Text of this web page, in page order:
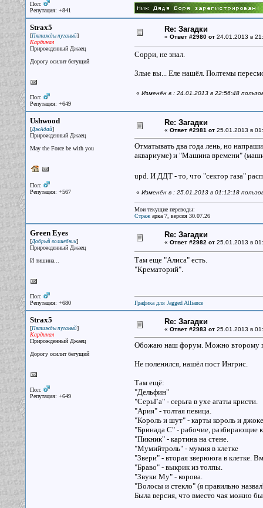
Пол:
Репутация: +841
Strax5
[Пятижды пуганый]
Кардинал
Прирожденный Джаец
Дорогу осилит бегущий
Пол:
Репутация: +649
Re: Загадки
« Ответ #2980 от24.01.2013 в
Сорри, не знал.
Злые вы... Еле нашёл. Полтемы
« Изменён в : 24.01.2013 в 22:56:48
Ushwood
[ДжАдай]
Прирожденный Джаец
May the Force be with you
Пол:
Репутация: +567
Re: Загадки
« Ответ #2981 от25.01.2013 в
Отматывать два года лень, но
аквариуме) и "Машина времени"
upd. И ДДТ - то, что "сектор газа"
« Изменён в : 25.01.2013 в 01:12:18
Мои текущие переводы:
Стражарка 7, версия 30.07.26
Green Eyes
[Добрый волшебник]
Прирожденный Джаец
И тишина...
Пол:
Репутация: +680
Re: Загадки
« Ответ #2982 от25.01.2013 в
Там еще "Алиса" есть.
"Крематорий".
Графика для Jagged Alliance
Strax5
[Пятижды пуганый]
Кардинал
Прирожденный Джаец
Дорогу осилит бегущий
Пол:
Репутация: +649
Re: Загадки
« Ответ #2983 от25.01.2013 в
Обожаю наш форум. Можно второму
Не поленился, нашёл пост Ингрис.
Там ещё:
"Дельфин"
"СерьГа" - серьга в ухе агаты кристи.
"Ария" - толтая певица.
"Король и шут" - карты король и
"Бринада С" - рабочие, разбирающие
"Пикник" - картина на стене.
"Мумийтроль" - мумия в клетке
"Звери" - вторая зверююга в клетке.
"Браво" - выкрик из толпы.
"Звуки Му" - корова.
"Волосы и стекло" (я правильно
Была версия, что вместо чая можно